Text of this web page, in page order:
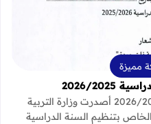
مميزة
2025
مقرر تنظيم السنة الدراسية 2026/2025 أصدرت وزارة التربية
بتنظيم السنة الدراسية